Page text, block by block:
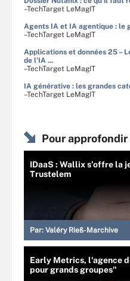
–TechTarget LeMagIT
Agents IA et IA agentique : le
–TechTarget LeMagIT
Applications et données 25 –
de l'IA ...
–TechTarget LeMagIT
IA générative : les grandes
–TechTarget LeMagIT
Pour
IDaaS : Wallix s’offre la
Trustelem
Par: Valéry Rieß-Marchive
Early Metrics, l'agence
pour grands groupes"